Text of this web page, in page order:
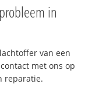
in
van een
met ons op
reparatie.